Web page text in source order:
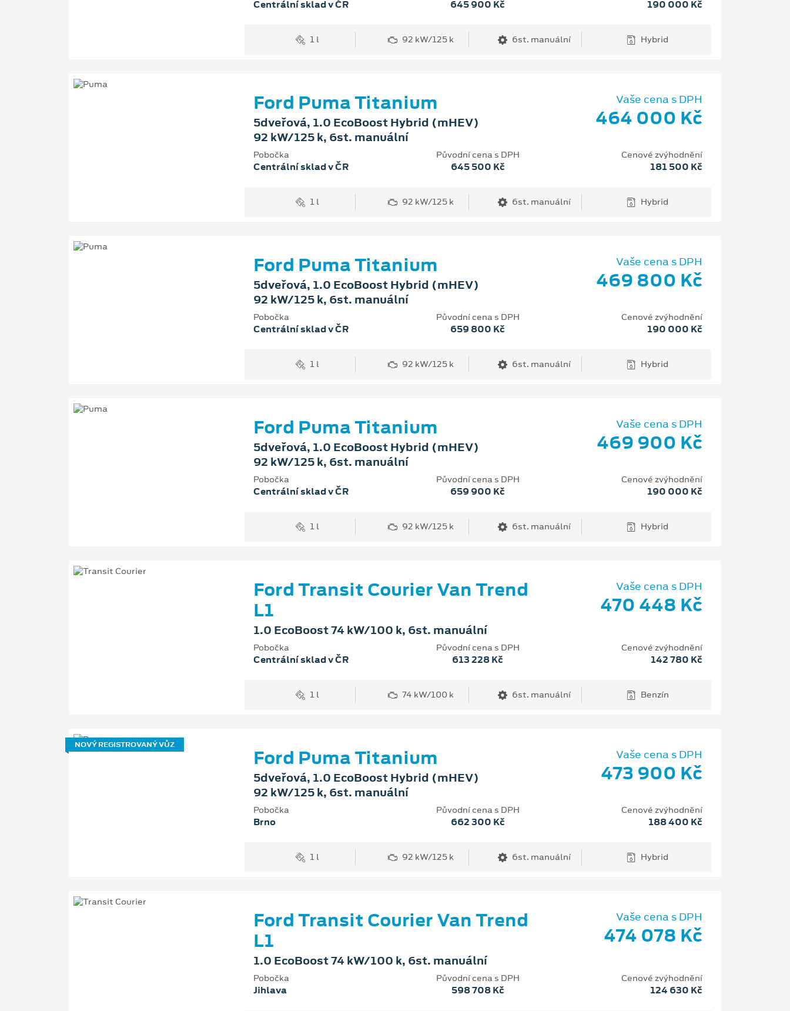
Centrální sklad v ČR 645 900 Kč 190 000 Kč
1 l 92 kW/125 k 6st. manuální Hybrid
Ford Puma Titanium
5dveřová, 1.0 EcoBoost Hybrid (mHEV)
92 kW/125 k, 6st. manuální
Vaše cena s DPH
464 000 Kč
Pobočka
Centrální sklad v ČR
Původní cena s DPH
645 500 Kč
Cenové zvýhodnění
181 500 Kč
1 l 92 kW/125 k 6st. manuální Hybrid
Ford Puma Titanium
5dveřová, 1.0 EcoBoost Hybrid (mHEV)
92 kW/125 k, 6st. manuální
Vaše cena s DPH
469 800 Kč
Pobočka
Centrální sklad v ČR
Původní cena s DPH
659 800 Kč
Cenové zvýhodnění
190 000 Kč
1 l 92 kW/125 k 6st. manuální Hybrid
Ford Puma Titanium
5dveřová, 1.0 EcoBoost Hybrid (mHEV)
92 kW/125 k, 6st. manuální
Vaše cena s DPH
469 900 Kč
Pobočka
Centrální sklad v ČR
Původní cena s DPH
659 900 Kč
Cenové zvýhodnění
190 000 Kč
1 l 92 kW/125 k 6st. manuální Hybrid
Ford Transit Courier Van Trend
L1
1.0 EcoBoost 74 kW/100 k, 6st. manuální
Vaše cena s DPH
470 448 Kč
Pobočka
Centrální sklad v ČR
Původní cena s DPH
613 228 Kč
Cenové zvýhodnění
142 780 Kč
1 l 74 kW/100 k 6st. manuální Benzín
NOVÝ REGISTROVANÝ VŮZ
Ford Puma Titanium
5dveřová, 1.0 EcoBoost Hybrid (mHEV)
92 kW/125 k, 6st. manuální
Vaše cena s DPH
473 900 Kč
Pobočka
Brno
Původní cena s DPH
662 300 Kč
Cenové zvýhodnění
188 400 Kč
1 l 92 kW/125 k 6st. manuální Hybrid
Ford Transit Courier Van Trend
L1
1.0 EcoBoost 74 kW/100 k, 6st. manuální
Vaše cena s DPH
474 078 Kč
Pobočka
Jihlava
Původní cena s DPH
598 708 Kč
Cenové zvýhodnění
124 630 Kč